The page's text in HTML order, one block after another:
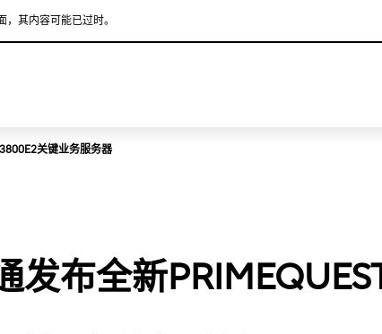
其内容可能已过时。
关键业务服务器
发布全新